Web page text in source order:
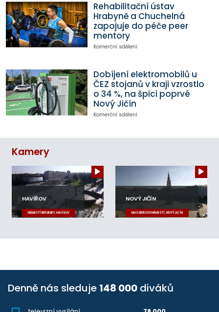
Rehabilitační ústav
Hrabyně a Chuchelná
zapojuje do péče peer
mentory
Komerční sdělení
Dobíjení elektromobilů u
ČEZ stojanů v kraji vzrostlo
o 34 %, na špici poprvé
Nový Jičín
Komerční sdělení
Kamery
HAVÍŘOV
NÁMĚSTÍ REPUBLIKY, HAVÍŘOV
NOVÝ JIČÍN
MASARYKOVO NÁMĚSTÍ, NOVÝ JIČÍN
Denně nás sleduje 148 000 diváků